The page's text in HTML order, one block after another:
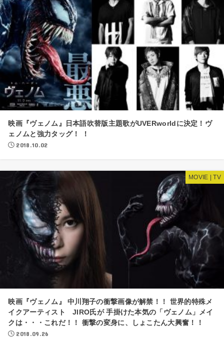
映画『ヴェノム』日本語吹替版主題歌がUVERworldに決定！ヴ
ェノムと強力タッグ！ ！
2018.10.02
MOVIE | TV
映画『ヴェノム』 中川翔子の衝撃画像が解禁！！ 世界的特殊メ
イクアーティスト JIRO氏が 手掛けた本気の「ヴェノム」メイ
クは・・・これだ！！ 衝撃の変身に、しょこたん大興奮！！
2018.09.26